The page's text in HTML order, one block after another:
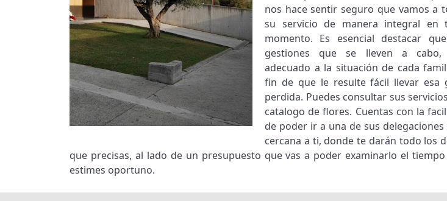
nos hace sentir seguro que vamos a
su servicio de manera integral en
momento. Es esencial destacar
gestiones que se lleven a cabo,
adecuado a la situación de cada
fin de que le resulte fácil llevar esa
perdida. Puedes consultar sus
catalogo de flores. Cuentas con la
de poder ir a una de sus delegaciones
cercana a ti, donde te darán todo los
que precisas, al lado de un presupuesto que vas a poder examinarlo el
estimes oportuno.